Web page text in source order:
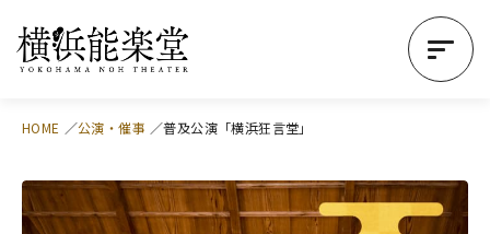
HOME 公演・催事 普及公演「横浜狂言堂」